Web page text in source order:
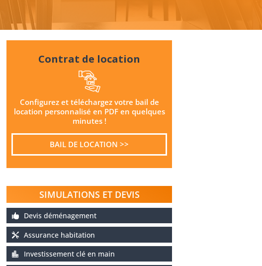
Contrat de location
Configurez et téléchargez votre bail de
location personnalisé en PDF en quelques
minutes !
BAIL DE LOCATION >>
SIMULATIONS ET DEVIS
Devis déménagement
Assurance habitation
Investissement clé en main